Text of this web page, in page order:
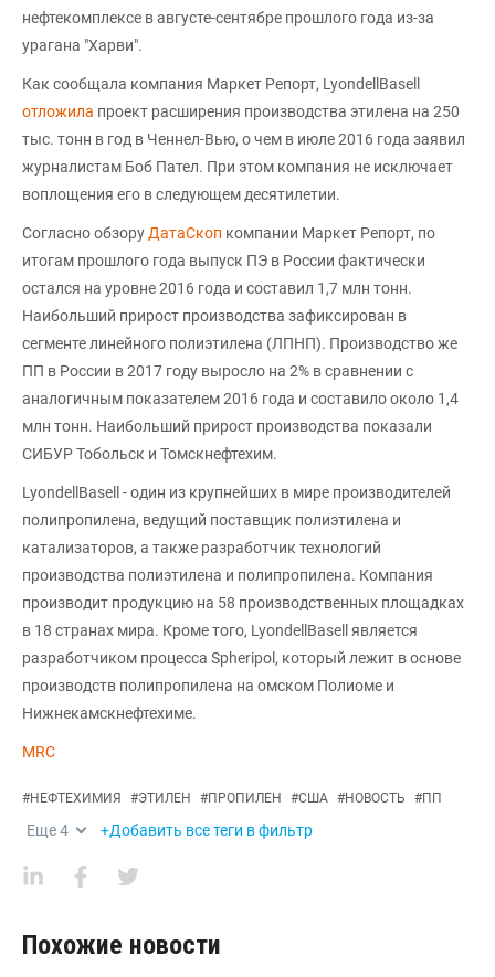
нефтекомплексе в августе-сентябре прошлого года из-за
урагана "Харви".
Как сообщала компания Маркет Репорт, LyondellBasell
отложила проект расширения производства этилена на 250
тыс. тонн в год в Ченнел-Вью, о чем в июле 2016 года заявил
журналистам Боб Пател. При этом компания не исключает
воплощения его в следующем десятилетии.
Согласно обзору ДатаСкоп компании Маркет Репорт, по
итогам прошлого года выпуск ПЭ в России фактически
остался на уровне 2016 года и составил 1,7 млн тонн.
Наибольший прирост производства зафиксирован в
сегменте линейного полиэтилена (ЛПНП). Производство же
ПП в России в 2017 году выросло на 2% в сравнении с
аналогичным показателем 2016 года и составило около 1,4
млн тонн. Наибольший прирост производства показали
СИБУР Тобольск и Томскнефтехим.
LyondellBasell - один из крупнейших в мире производителей
полипропилена, ведущий поставщик полиэтилена и
катализаторов, а также разработчик технологий
производства полиэтилена и полипропилена. Компания
производит продукцию на 58 производственных площадках
в 18 странах мира. Кроме того, LyondellBasell является
разработчиком процесса Spheripol, который лежит в основе
производств полипропилена на омском Полиоме и
Нижнекамскнефтехиме.
MRC
#НЕФТЕХИМИЯ #ЭТИЛЕН #ПРОПИЛЕН #США #НОВОСТЬ #ПП
Еще4 +Добавить все теги в фильтр
Похожие новости